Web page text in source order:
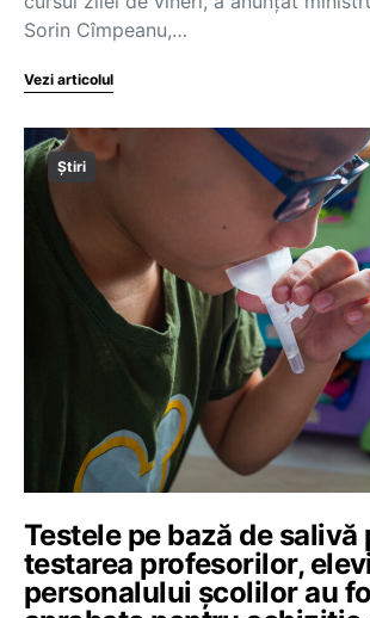
Sorin Cîmpeanu,…
Vezi articolul
Știri
Testele pe bază de salivă
testarea profesorilor,
personalului școlilor au